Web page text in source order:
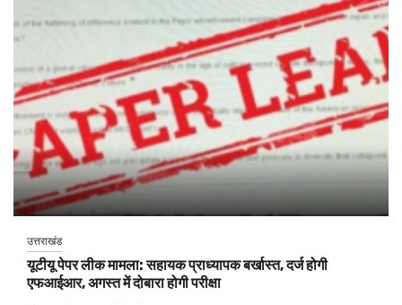
उत्तराखंड
यूटीयू पेपर लीक मामला: सहायक प्राध्यापक बर्खास्त, दर्ज होगी
एफआईआर, अगस्त में दोबारा होगी परीक्षा